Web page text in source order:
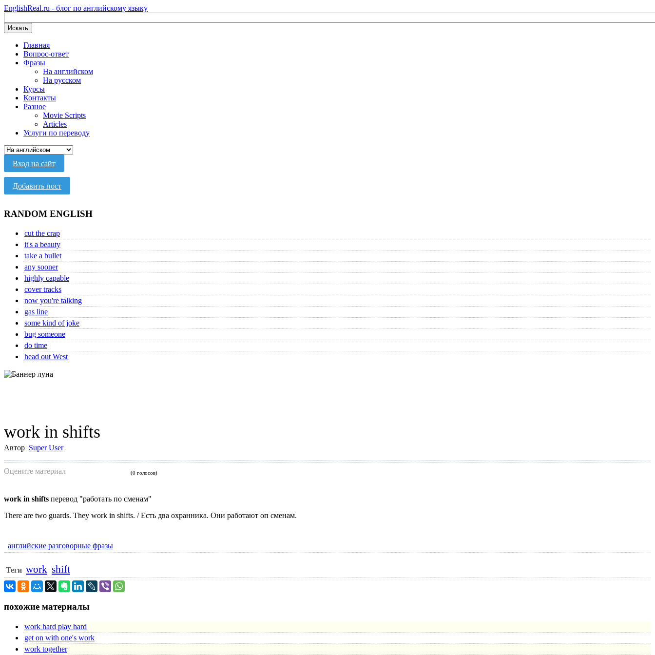
EnglishReal.ru - блог по английскому языку
Искать
Главная
Вопрос-ответ
Фразы
На английском
На русском
Курсы
Контакты
Разное
Movie Scripts
Articles
Услуги по переводу
Вход на сайт
Добавить пост
RANDOM ENGLISH
cut the crap
it's a beauty
take a bullet
any sooner
highly capable
cover tracks
now you're talking
gas line
some kind of joke
bug someone
do time
head out West
work in shifts
Автор Super User
Оцените материал (0 голосов)
work in shifts перевод "работать по сменам"
There are two guards. They work in shifts. / Есть два охранника. Они работают оп сменам.
английские разговорные фразы
Теги work shift
похожие материалы
work hard play hard
get on with one's work
work together